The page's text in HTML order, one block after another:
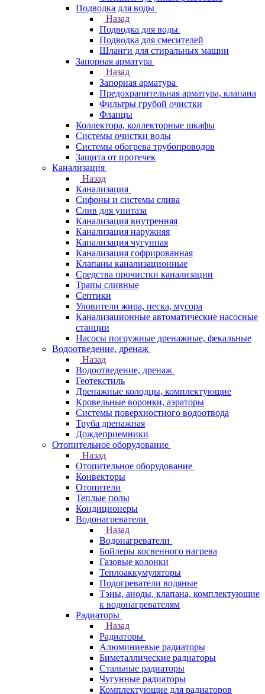
Подводка для воды
Назад
Подводка для воды
Подводка для смесителей
Шланги для стиральных машин
Запорная арматура
Назад
Запорная арматура
Предохранительная арматура, клапана
Фильтры грубой очистки
Фланцы
Коллектора, коллекторные шкафы
Системы очистки воды
Системы обогрева трубопроводов
Защита от протечек
Канализация
Назад
Канализация
Сифоны и системы слива
Слив для унитаза
Канализация внутренняя
Канализация наружняя
Канализация чугунная
Канализация гофрированная
Клапаны канализационные
Средства прочистки канализации
Трапы сливные
Септики
Уловители жира, песка, мусора
Канализационные автоматические насосные
станции
Насосы погружные дренажные, фекальные
Водоотведение, дренаж
Назад
Водоотведение, дренаж
Геотекстиль
Дренажные колодцы, комплектующие
Кровельные воронки, аэраторы
Системы поверхностного водоотвода
Труба дренажная
Дождеприемники
Отопительное оборудование
Назад
Отопительное оборудование
Конвекторы
Отопители
Теплые полы
Кондиционеры
Водонагреватели
Назад
Водонагреватели
Бойлеры косвенного нагрева
Газовые колонки
Теплоаккумуляторы
Подогреватели водяные
Тэны, аноды, клапана, комплектующие
к водонагревателям
Радиаторы
Назад
Радиаторы
Алюминиевые радиаторы
Биметаллические радиаторы
Стальные радиаторы
Чугунные радиаторы
Комплектующие для радиаторов